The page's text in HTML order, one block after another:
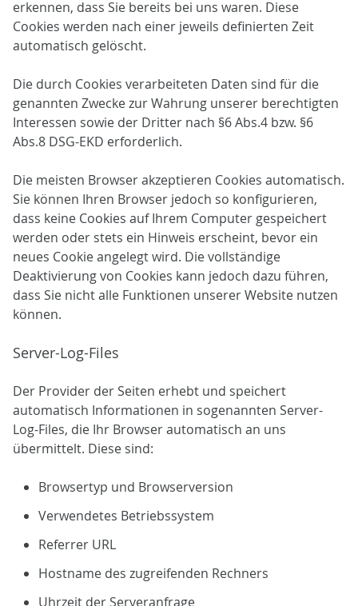
erkennen, dass Sie bereits bei uns waren. Diese
Cookies werden nach einer jeweils definierten Zeit
automatisch gelöscht.
Die durch Cookies verarbeiteten Daten sind für die
genannten Zwecke zur Wahrung unserer berechtigten
Interessen sowie der Dritter nach §6 Abs.4 bzw. §6
Abs.8 DSG-EKD erforderlich.
Die meisten Browser akzeptieren Cookies automatisch.
Sie können Ihren Browser jedoch so konfigurieren,
dass keine Cookies auf Ihrem Computer gespeichert
werden oder stets ein Hinweis erscheint, bevor ein
neues Cookie angelegt wird. Die vollständige
Deaktivierung von Cookies kann jedoch dazu führen,
dass Sie nicht alle Funktionen unserer Website nutzen
können.
Server-Log-Files
Der Provider der Seiten erhebt und speichert
automatisch Informationen in sogenannten Server-
Log-Files, die Ihr Browser automatisch an uns
übermittelt. Diese sind:
Browsertyp und Browserversion
Verwendetes Betriebssystem
Referrer URL
Hostname des zugreifenden Rechners
Uhrzeit der Serveranfrage